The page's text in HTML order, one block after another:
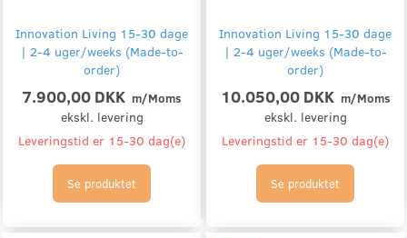
Innovation Living 15-30 dage
| 2-4 uger/weeks (Made-to-
order)
7.900,00 DKK m/Moms
ekskl. levering
Leveringstid er 15-30 dag(e)
Se produktet
Innovation Living 15-30 dage
| 2-4 uger/weeks (Made-to-
order)
10.050,00 DKK m/Moms
ekskl. levering
Leveringstid er 15-30 dag(e)
Se produktet